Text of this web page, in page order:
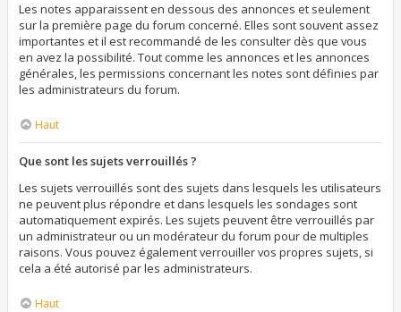
Les notes apparaissent en dessous des annonces et seulement
sur la première page du forum concerné. Elles sont souvent assez
importantes et il est recommandé de les consulter dès que vous
en avez la possibilité. Tout comme les annonces et les annonces
générales, les permissions concernant les notes sont définies par
les administrateurs du forum.
Haut
Que sont les sujets verrouillés ?
Les sujets verrouillés sont des sujets dans lesquels les utilisateurs
ne peuvent plus répondre et dans lesquels les sondages sont
automatiquement expirés. Les sujets peuvent être verrouillés par
un administrateur ou un modérateur du forum pour de multiples
raisons. Vous pouvez également verrouiller vos propres sujets, si
cela a été autorisé par les administrateurs.
Haut